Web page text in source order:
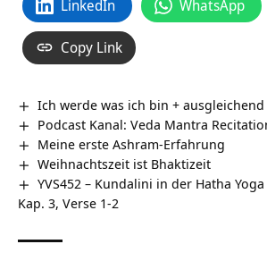
LinkedIn WhatsApp
Copy Link
Ich werde was ich bin + ausgleichend
Podcast Kanal: Veda Mantra
Meine erste Ashram-Erfahrung
Weihnachtszeit ist Bhaktizeit
YVS452 – Kundalini in der Hatha
Kap. 3, Verse 1-2